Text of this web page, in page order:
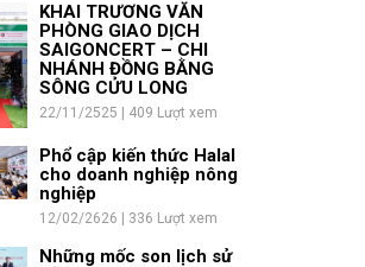
KHAI TRƯƠNG VĂN
PHÒNG GIAO DỊCH
SAIGONCERT – CHI
NHÁNH ĐỒNG BẰNG
SÔNG CỬU LONG
22/11/2525 | 409 Lượt xem
Phổ cập kiến thức Halal
cho doanh nghiệp nông
nghiệp
12/02/2626 | 336 Lượt xem
Những mốc son lịch sử